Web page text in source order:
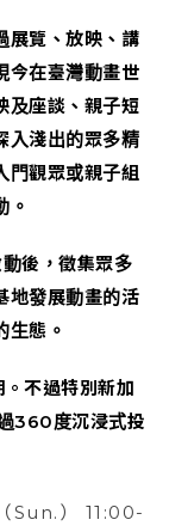
展覽、放映、講
今在臺灣動畫世
及座談、親子短
淺出的眾多精
門觀眾或親子組
。
後，徵集眾多
地發展動畫的活
生態。
不過特別新加
360度沉浸式投
Sun.） 11:00-